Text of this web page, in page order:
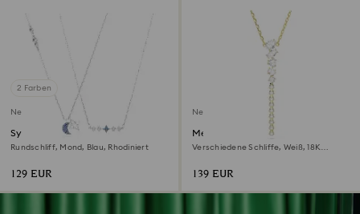
2 Farben
Neu
Symbolica Halskette
Rundschliff, Mond, Blau, Rhodiniert
129 EUR
Neu
Mesmera Y-Halskette
Verschiedene Schliffe, Weiß, 18K
139 EUR